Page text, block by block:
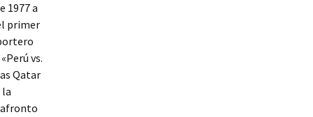
1977 a
primer
vs.
Qatar
afronto